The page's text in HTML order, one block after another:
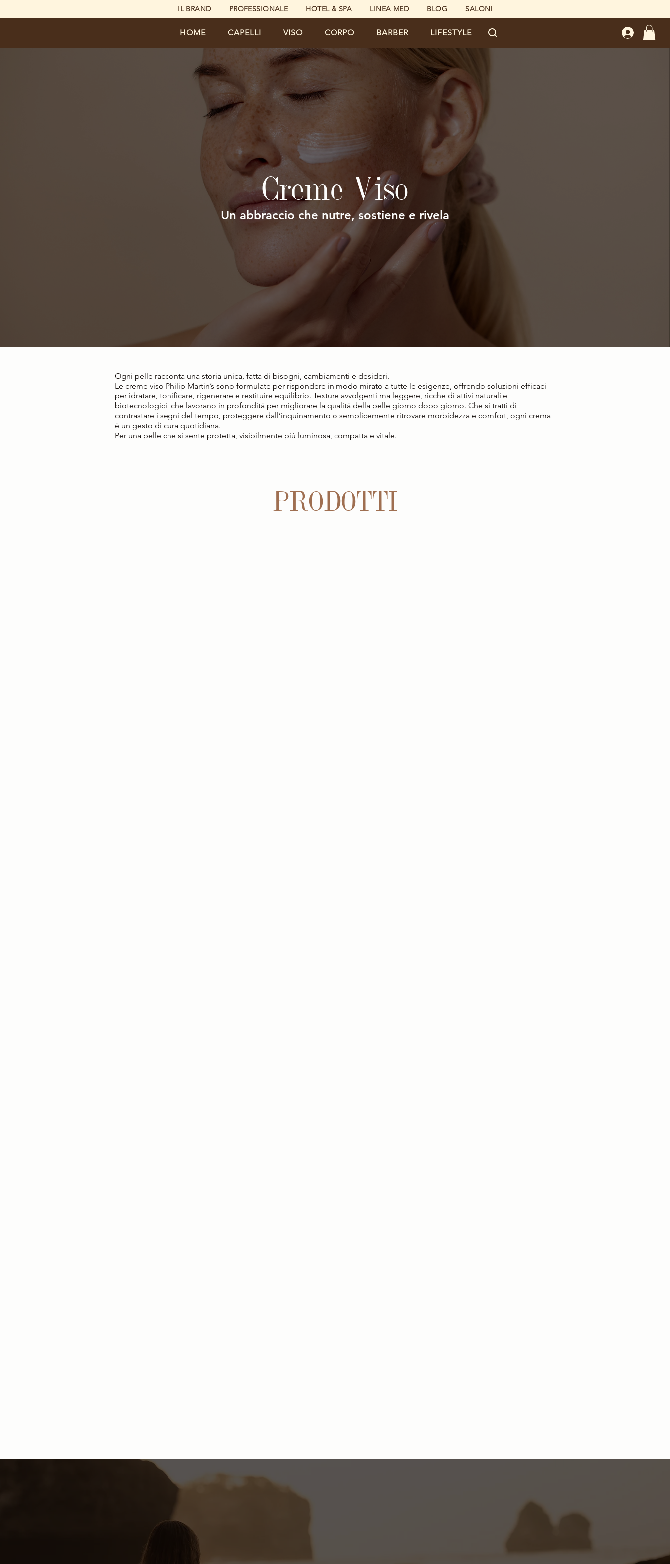
IL BRAND PROFESSIONALE HOTEL & SPA LINEA MED BLOG SALONI
HOME CAPELLI VISO CORPO BARBER LIFESTYLE
Creme Viso
Un abbraccio che nutre, sostiene e rivela
Ogni pelle racconta una storia unica, fatta di bisogni, cambiamenti e desideri.
Le creme viso Philip Martin’s sono formulate per rispondere in modo mirato a tutte le esigenze, offrendo soluzioni efficaci
per idratare, tonificare, rigenerare e restituire equilibrio. Texture avvolgenti ma leggere, ricche di attivi naturali e
biotecnologici, che lavorano in profondità per migliorare la qualità della pelle giorno dopo giorno. Che si tratti di
contrastare i segni del tempo, proteggere dall’inquinamento o semplicemente ritrovare morbidezza e comfort, ogni crema
è un gesto di cura quotidiana.
Per una pelle che si sente protetta, visibilmente più luminosa, compatta e vitale.
PRODOTTI